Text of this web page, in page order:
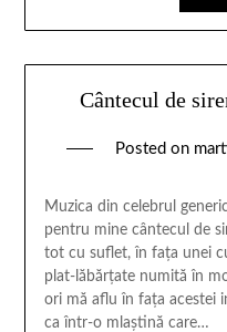
Cântecul de
Posted on
Muzica din celebrul
pentru mine cântecul de
tot cu suflet, în fața unei
plat-lăbărțate numită în
ori mă aflu în fața acestei
ca într-o mlaștină care…